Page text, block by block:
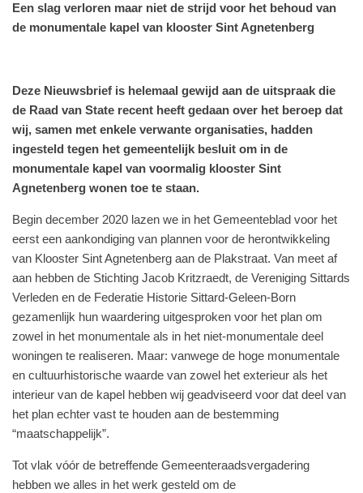
Een slag verloren maar niet de strijd voor het behoud van
de monumentale kapel van klooster Sint Agnetenberg
Deze Nieuwsbrief is helemaal gewijd aan de uitspraak die
de Raad van State recent heeft gedaan over het beroep dat
wij, samen met enkele verwante organisaties, hadden
ingesteld tegen het gemeentelijk besluit om in de
monumentale kapel van voormalig klooster Sint
Agnetenberg wonen toe te staan.
Begin december 2020 lazen we in het Gemeenteblad voor het
eerst een aankondiging van plannen voor de herontwikkeling
van Klooster Sint Agnetenberg aan de Plakstraat. Van meet af
aan hebben de Stichting Jacob Kritzraedt, de Vereniging Sittards
Verleden en de Federatie Historie Sittard-Geleen-Born
gezamenlijk hun waardering uitgesproken voor het plan om
zowel in het monumentale als in het niet-monumentale deel
woningen te realiseren. Maar: vanwege de hoge monumentale
en cultuurhistorische waarde van zowel het exterieur als het
interieur van de kapel hebben wij geadviseerd voor dat deel van
het plan echter vast te houden aan de bestemming
“maatschappelijk”.
Tot vlak vóór de betreffende Gemeenteraadsvergadering
hebben we alles in het werk gesteld om de